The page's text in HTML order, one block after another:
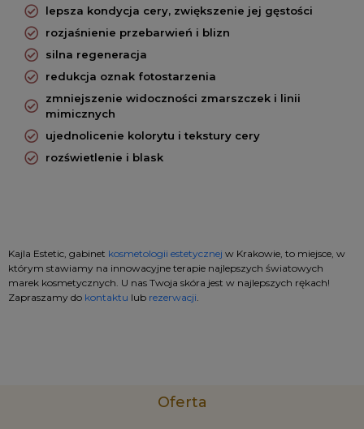
lepsza kondycja cery, zwiększenie jej gęstości
rozjaśnienie przebarwień i blizn
silna regeneracja
redukcja oznak fotostarzenia
zmniejszenie widoczności zmarszczek i linii
mimicznych
ujednolicenie kolorytu i tekstury cery
rozświetlenie i blask
Kajla Estetic, gabinet kosmetologii estetycznej w Krakowie, to miejsce, w
którym stawiamy na innowacyjne terapie najlepszych światowych
marek kosmetycznych. U nas Twoja skóra jest w najlepszych rękach!
Zapraszamy do kontaktu lub rezerwacji
Oferta